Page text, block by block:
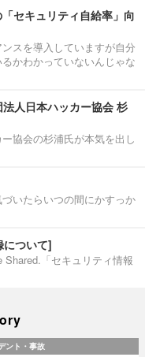
セキュリティ自給率」向
スを導入していますが自分
かわかっていないんじゃな
法人日本ハッカー協会 杉
協会の杉浦氏が本気を出し
いたらいつの間にかすっか
について]
「セキュリティ情報
ント・事故